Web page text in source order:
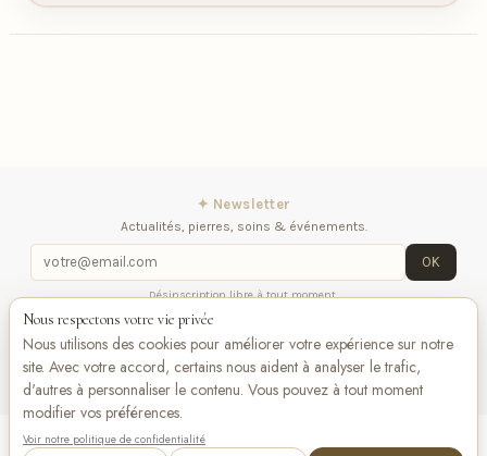
✦ Newsletter
Actualités, pierres, soins & événements.
OK
Désinscription libre à tout moment.
iqitlinksmanager module
nous
Nous respectons votre vie privée
Nous utilisons des cookies pour améliorer votre expérience sur notre
site. Avec votre accord, certains nous aident à analyser le trafic,
d'autres à personnaliser le contenu. Vous pouvez à tout moment
modifier vos préférences.
Voir notre politique de confidentialité